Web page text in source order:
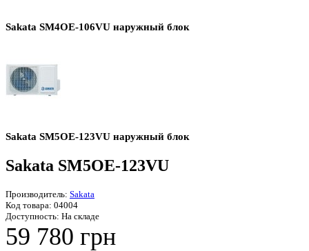
Sakata SM4OE-106VU наружный блок
Sakata SM5OE-123VU наружный блок
Sakata SM5OE-123VU
Производитель: Sakata
Код товара: 04004
Доступность: На складе
59 780 грн